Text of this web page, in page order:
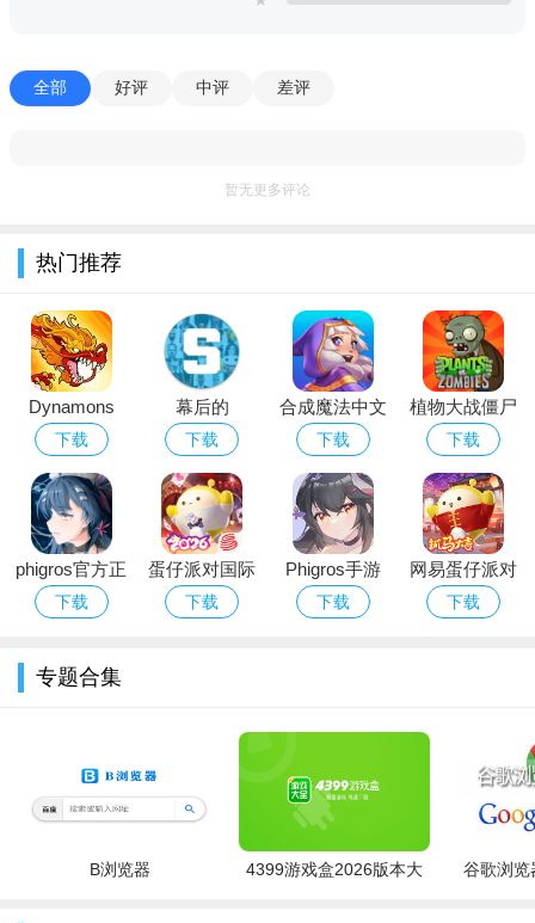
2.多人对战：可以与朋友在线对战，争取胜利，享受精彩的格
全部 好评 中评 差评
暂无更多评论
热门推荐
Dynamons
World下载
2026最新版
下载
幕后的
Nextbots沙盒
游戏安卓最新
版本
下载
合成魔法中文
版
下载
植物大战僵尸
经典版下载安
装免费
下载
phigros官方正
版下载2026最
下载
蛋仔派对国际
服Eggy Party
下载
Phigros手游
官方下载最新
下载
网易蛋仔派对
游戏免费版下
下载
专题合集
B浏览器
4399游戏盒2026版本大
谷歌浏览